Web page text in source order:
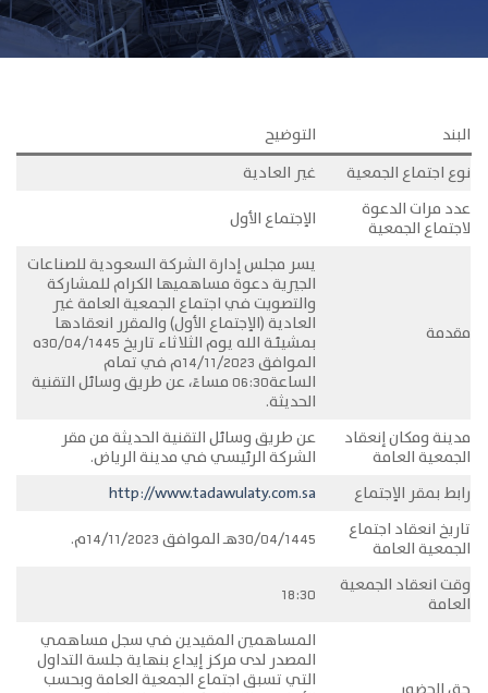
البند
التوضيح
نوع اجتماع الجمعية
غير العادية
عدد مرات الدعوة
لاجتماع الجمعية
الإجتماع الأول
مقدمة
يسر مجلس إدارة الشركة السعودية للصناعات
الجيرية دعوة مساهميها الكرام للمشاركة
والتصويت في اجتماع الجمعية العامة غير
العادية (الإجتماع الأول) والمقرر انعقادها
بمشيئــة الله يوم الثلاثاء تاريخ 30/04/1445ه
الموافق 14/11/2023م في تمام
الساعة06:30 مساءً، عن طريق وسائل التقنية
الحديثة.
مدينة ومكان إنعقاد
الجمعية العامة
عن طريق وسائل التقنية الحديثة من مقر
الشركة الرئيسي في مدينة الرياض.
رابط بمقر الإجتماع
http://www.tadawulaty.com.sa
تاريخ انعقاد اجتماع
الجمعية العامة
30/04/1445هــ الموافق 14/11/2023م.
وقت انعقاد الجمعية
العامة
18:30
المساهمين المقيدين في سجل مساهمي
المصدر لدى مركز إيداع بنهاية جلسة التداول
التي تسبق اجتماع الجمعية العامة وبحسب